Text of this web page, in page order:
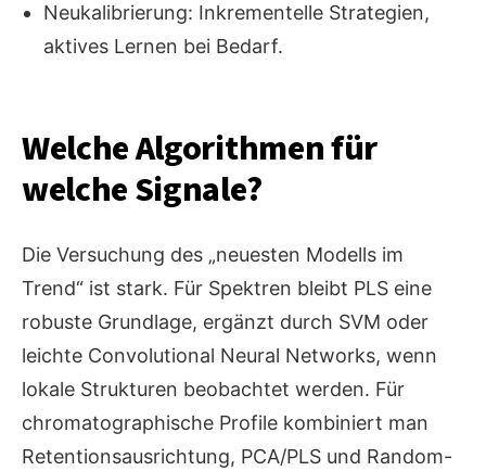
Neukalibrierung: Inkrementelle Strategien,
aktives Lernen bei Bedarf.
Welche Algorithmen für
welche Signale?
Die Versuchung des „neuesten Modells im
Trend“ ist stark. Für Spektren bleibt PLS eine
robuste Grundlage, ergänzt durch SVM oder
leichte Convolutional Neural Networks, wenn
lokale Strukturen beobachtet werden. Für
chromatographische Profile kombiniert man
Retentionsausrichtung, PCA/PLS und Random-